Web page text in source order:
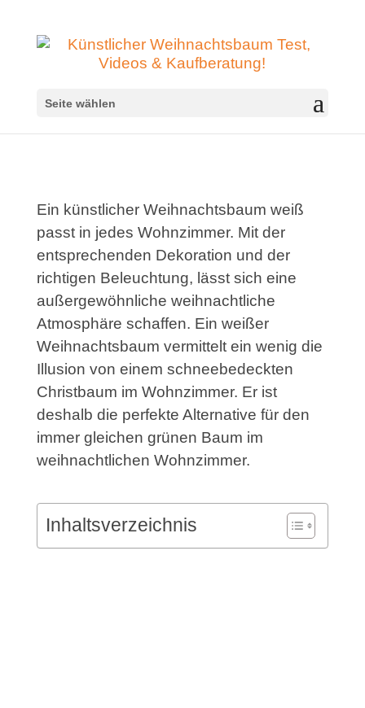
Seite wählen
Ein künstlicher Weihnachtsbaum weiß
passt in jedes Wohnzimmer. Mit der
entsprechenden Dekoration und der
richtigen Beleuchtung, lässt sich eine
außergewöhnliche weihnachtliche
Atmosphäre schaffen. Ein weißer
Weihnachtsbaum vermittelt ein wenig die
Illusion von einem schneebedeckten
Christbaum im Wohnzimmer. Er ist
deshalb die perfekte Alternative für den
immer gleichen grünen Baum im
weihnachtlichen Wohnzimmer.
Inhaltsverzeichnis